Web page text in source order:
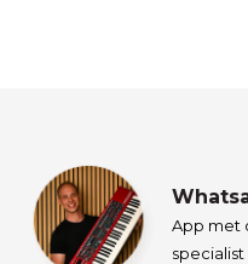
App met
specialist